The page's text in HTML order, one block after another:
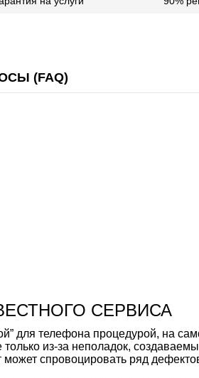
(FAQ)
СЕРВИСА
для телефона процедурой, на
из-за неполадок,
спровоцировать ряд